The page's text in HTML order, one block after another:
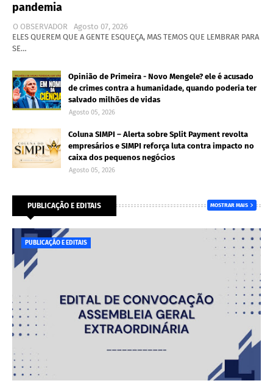
pandemia
O OBSERVADOR
Agosto 07, 2026
ELES QUEREM QUE A GENTE ESQUEÇA, MAS TEMOS QUE LEMBRAR PARA
SE…
Opinião de Primeira - Novo Mengele? ele é acusado
de crimes contra a humanidade, quando poderia ter
salvado milhões de vidas
Agosto 05, 2026
Coluna SIMPI – Alerta sobre Split Payment revolta
empresários e SIMPI reforça luta contra impacto no
caixa dos pequenos negócios
Agosto 05, 2026
PUBLICAÇÃO E EDITAIS MOSTRAR MAIS
PUBLICAÇÃO E EDITAIS